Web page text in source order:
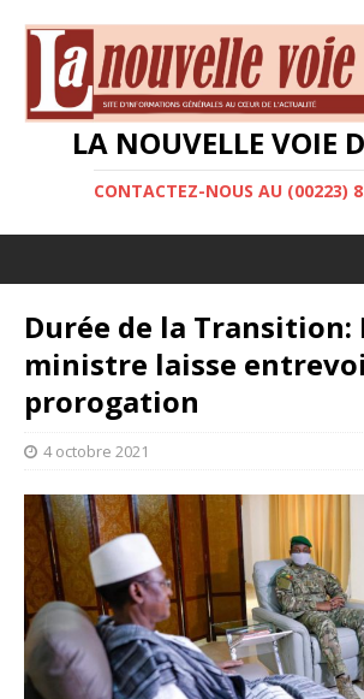
LA NOUVELLE VOIE
CONTACTEZ-NOUS AU (00223)
Durée de la Transition:
ministre laisse
prorogation
4 octobre 2021